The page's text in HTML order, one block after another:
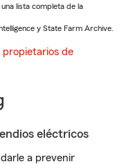
lista completa de la
y State Farm Archive.
propietarios de
eléctricos
a prevenir